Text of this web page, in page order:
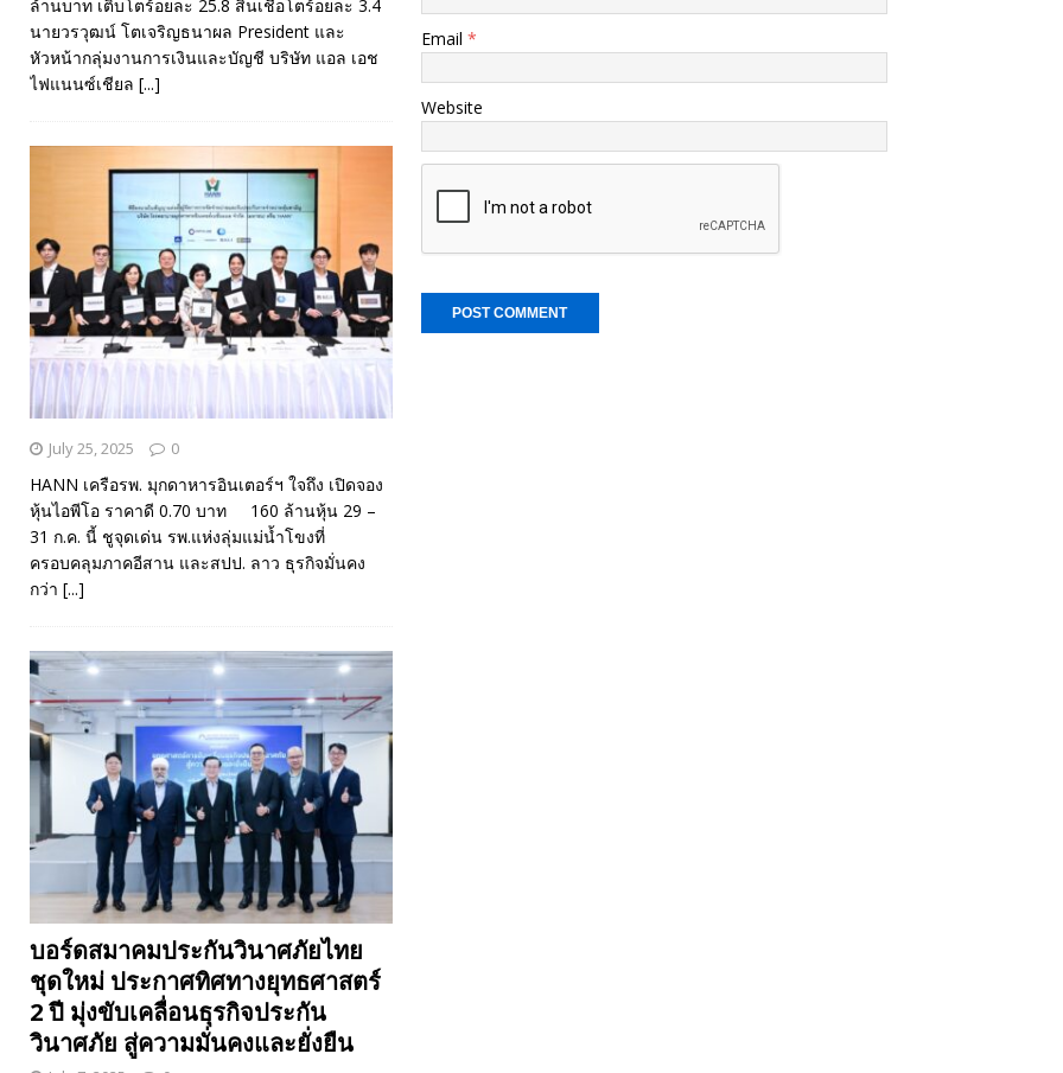
Email *
Website
ล้านบาท เติบโตร้อยละ 25.8 สินเชื่อโตร้อยละ 3.4
นายวรวุฒน์ โตเจริญธนาผล President และ
หัวหน้ากลุ่มงานการเงินและบัญชี บริษัท แอล เอช
ไฟแนนซ์เชียล [...]
July 25, 2025 0
HANN เครือรพ. มุกดาหารอินเตอร์ฯ ใจถึง เปิดจอง
หุ้นไอพีโอ ราคาดี 0.70 บาท 160 ล้านหุ้น 29 –
31 ก.ค. นี้ ชูจุดเด่น รพ.แห่งลุ่มแม่น้ำโขงที่
ครอบคลุมภาคอีสาน และสปป. ลาว ธุรกิจมั่นคง
กว่า [...]
บอร์ดสมาคมประกันวินาศภัยไทย
ชุดใหม่ ประกาศทิศทางยุทธศาสตร์
2 ปี มุ่งขับเคลื่อนธุรกิจประกัน
วินาศภัย สู่ความมั่นคงและยั่งยืน